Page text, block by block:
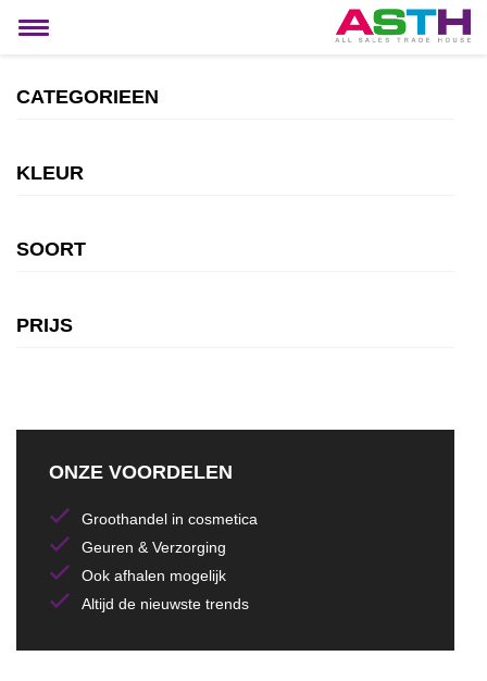
Toggle
CATEGORIEEN
KLEUR
SOORT
PRIJS
ONZE VOORDELEN
Groothandel in cosmetica
Geuren & Verzorging
Ook afhalen mogelijk
Altijd de nieuwste trends